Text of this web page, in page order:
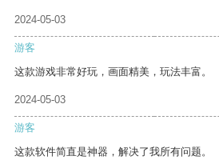
2024-05-03
游客
这款游戏非常好玩，画面精美，玩法丰富。
2024-05-03
游客
这款软件简直是神器，解决了我所有问题。